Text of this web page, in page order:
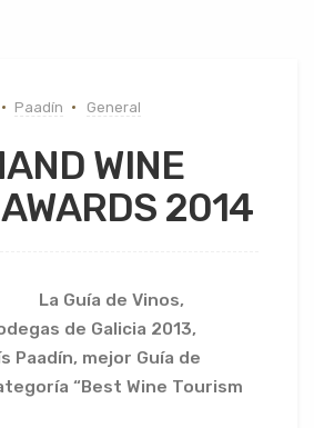
Paadín General
WINE
2014
La Guía de Vinos,
de Galicia 2013,
Paadín, mejor Guía de
“Best Wine Tourism